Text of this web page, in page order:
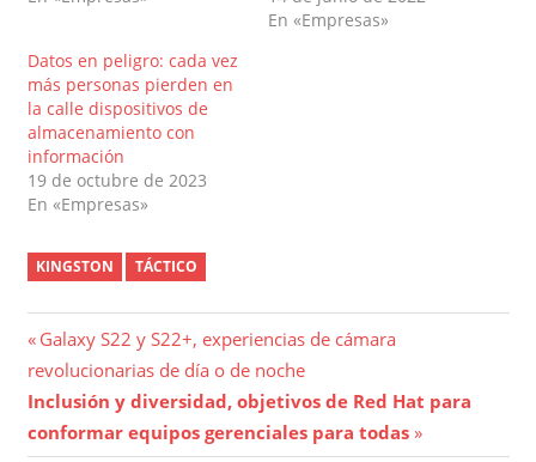
En «Empresas»
Datos en peligro: cada vez
más personas pierden en
la calle dispositivos de
almacenamiento con
información
19 de octubre de 2023
En «Empresas»
KINGSTON TÁCTICO
Navegación
de
entradas
Entrada
anterior:
Galaxy S22 y S22+, experiencias de cámara
revolucionarias de día o de noche
Entrada
siguiente:
Inclusión y diversidad, objetivos de Red Hat para
conformar equipos gerenciales para todas